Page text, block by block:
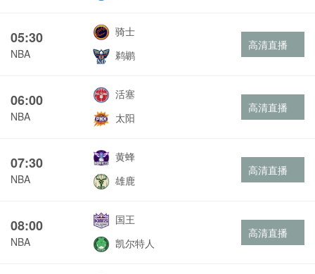
05:30
NBA
骑士
鹈鹕
高清直播
06:00
NBA
活塞
太阳
高清直播
07:30
NBA
黄蜂
雄鹿
高清直播
08:00
NBA
国王
凯尔特人
高清直播